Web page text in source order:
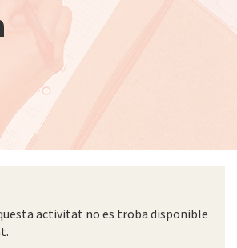
activitat no es troba disponible